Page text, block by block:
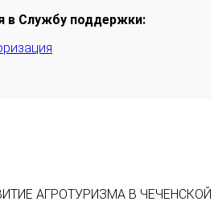
в Службу поддержки:
АГРОТУРИЗМА В ЧЕЧЕНСКОЙ